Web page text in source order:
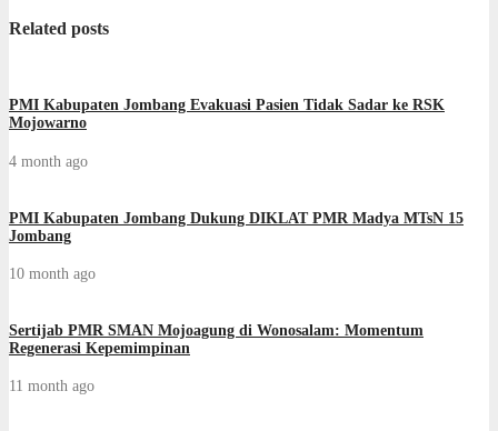
Related posts
PMI Kabupaten Jombang Evakuasi Pasien Tidak Sadar ke RSK
Mojowarno
4 month ago
PMI Kabupaten Jombang Dukung DIKLAT PMR Madya MTsN 15
Jombang
10 month ago
Sertijab PMR SMAN Mojoagung di Wonosalam: Momentum
Regenerasi Kepemimpinan
11 month ago